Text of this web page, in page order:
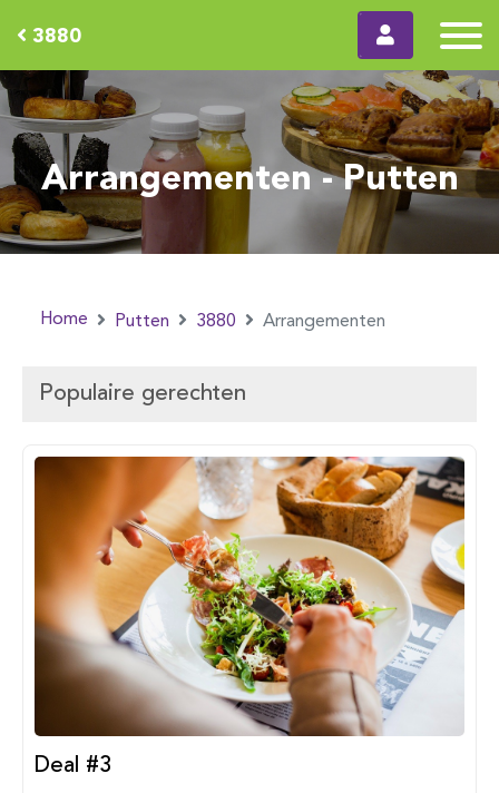
3880
Arrangementen - Putten
Home Putten 3880 Arrangementen
Populaire gerechten
Deal #3